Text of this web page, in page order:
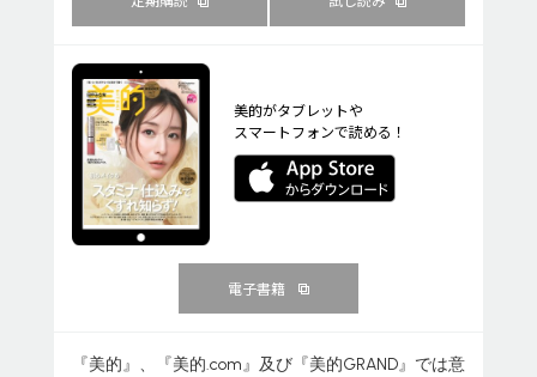
美的がタブレットや
スマートフォンで読める！
電子書籍
『美的』、『美的.com』及び『美的GRAND』では意